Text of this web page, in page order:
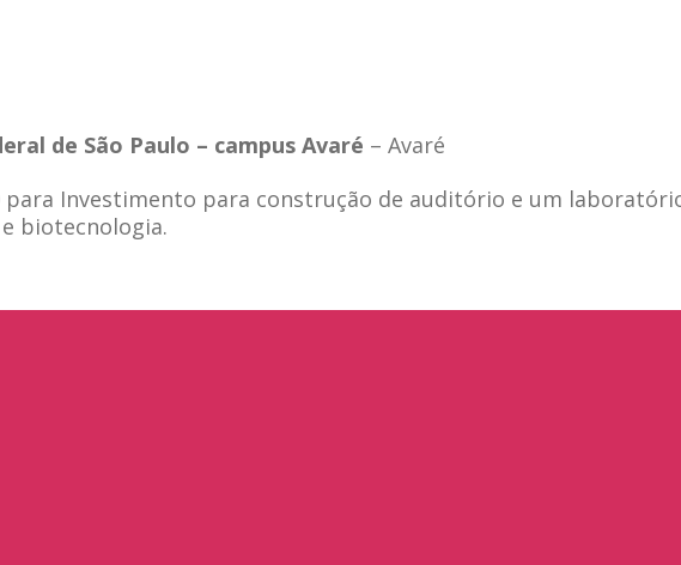
de São Paulo – campus Avaré – Avaré
para Investimento para construção de auditório e um
biotecnologia.